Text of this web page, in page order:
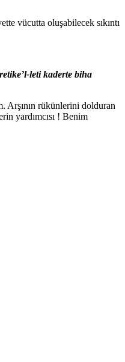
vücutta oluşabilecek sıkıntı
leti kaderte biha
Arşının rükünlerini dolduran
yardımcısı ! Benim